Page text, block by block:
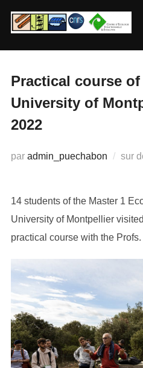
Practical course of
University of
2022
par admin_puechabon sur
14 students of the Master 1
University of Montpellier
practical course with the